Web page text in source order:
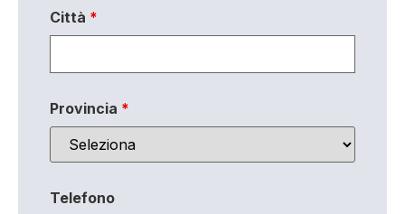
Città *
Provincia *
Telefono